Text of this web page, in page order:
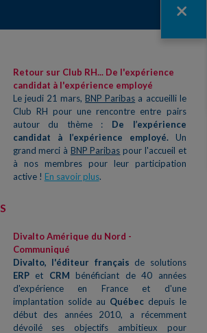
Retour sur Club RH... De l'expérience
candidat à l'expérience employé
Le jeudi 21 mars,BNP Paribas a accueilli le
Club RH pour une rencontre entre pairs
autour du thème : De l’expérience
candidat à l’expérience employé. Un
grand merci à BNP Paribas pour l'accueil et
à nos membres pour leur participation
active ! En savoir plus.
Divalto Amérique du Nord -
Communiqué
Divalto, l'éditeur français de solutions
ERPet CRM bénéficiant de 40 années
d'expérience en France et d'une
implantation solide au Québec depuis le
début des années 2010, a récemment
dévoilé ses objectifs ambitieux pour